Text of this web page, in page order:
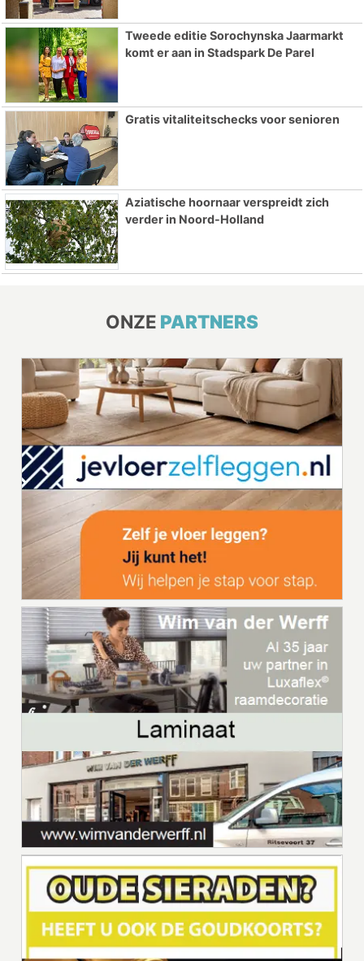
Tweede editie Sorochynska Jaarmarkt
komt er aan in Stadspark De Parel
Gratis vitaliteitschecks voor senioren
Aziatische hoornaar verspreidt zich
verder in Noord-Holland
ONZE PARTNERS